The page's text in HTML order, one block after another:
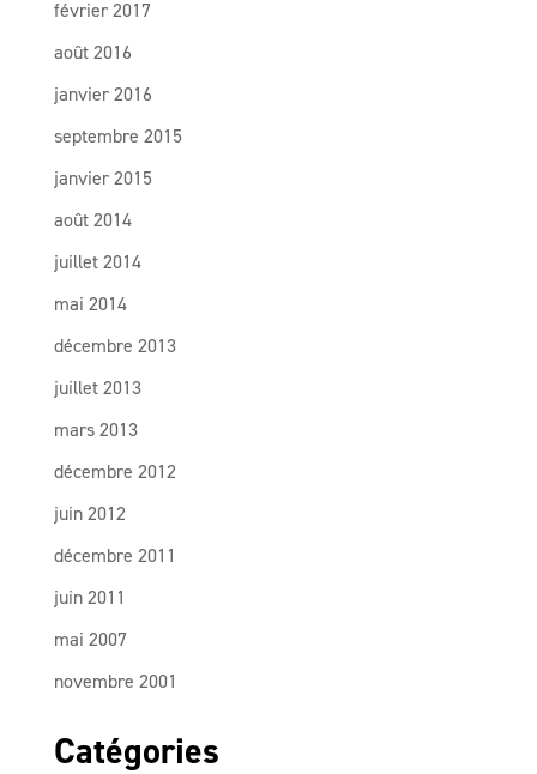
février 2017
août 2016
janvier 2016
septembre 2015
janvier 2015
août 2014
juillet 2014
mai 2014
décembre 2013
juillet 2013
mars 2013
décembre 2012
juin 2012
décembre 2011
juin 2011
mai 2007
novembre 2001
Catégories